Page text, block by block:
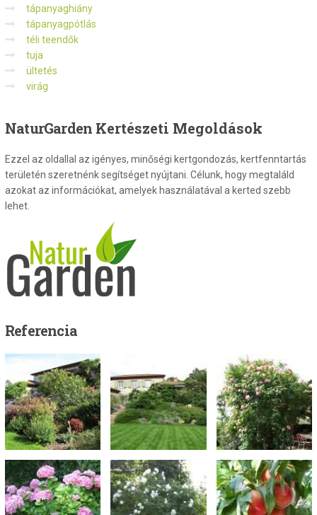
tápanyaghiány
tápanyagpótlás
téli teendők
tuja
ültetés
virág
NaturGarden Kertészeti Megoldások
Ezzel az oldallal az igényes, minőségi kertgondozás, kertfenntartás
területén szeretnénk segítséget nyújtani. Célunk, hogy megtaláld
azokat az információkat, amelyek használatával a kerted szebb
lehet.
Referencia